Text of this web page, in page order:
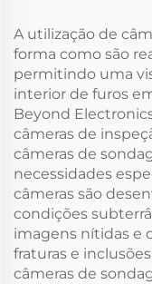
A utilização de
forma como são
permitindo uma
interior de furos
Beyond
câmeras de
câmeras de
necessidades
câmeras são
condições
imagens nítidas e
fraturas e
câmeras de